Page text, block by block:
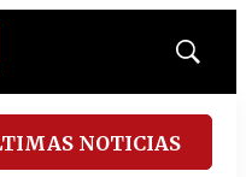
Mostrar
NOTICIAS